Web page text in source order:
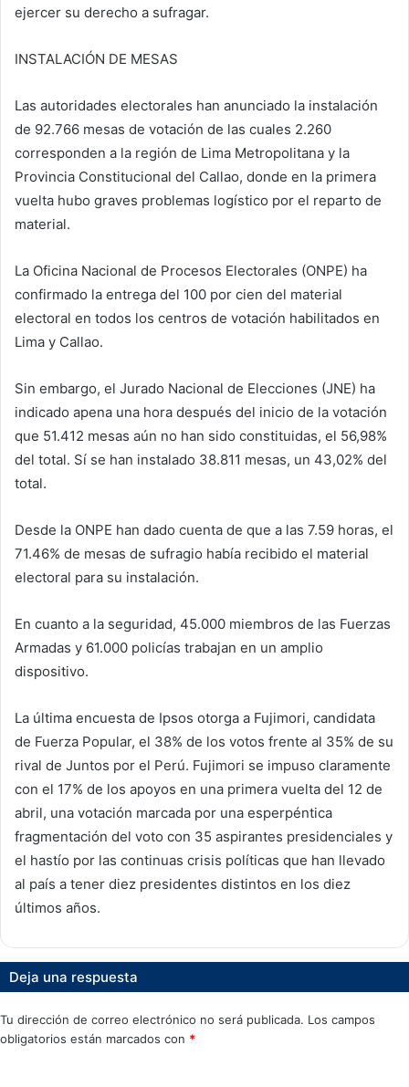
ejercer su derecho a sufragar.
INSTALACIÓN DE MESAS
Las autoridades electorales han anunciado la instalación
de 92.766 mesas de votación de las cuales 2.260
corresponden a la región de Lima Metropolitana y la
Provincia Constitucional del Callao, donde en la primera
vuelta hubo graves problemas logístico por el reparto de
material.
La Oficina Nacional de Procesos Electorales (ONPE) ha
confirmado la entrega del 100 por cien del material
electoral en todos los centros de votación habilitados en
Lima y Callao.
Sin embargo, el Jurado Nacional de Elecciones (JNE) ha
indicado apena una hora después del inicio de la votación
que 51.412 mesas aún no han sido constituidas, el 56,98%
del total. Sí se han instalado 38.811 mesas, un 43,02% del
total.
Desde la ONPE han dado cuenta de que a las 7.59 horas, el
71.46% de mesas de sufragio había recibido el material
electoral para su instalación.
En cuanto a la seguridad, 45.000 miembros de las Fuerzas
Armadas y 61.000 policías trabajan en un amplio
dispositivo.
La última encuesta de Ipsos otorga a Fujimori, candidata
de Fuerza Popular, el 38% de los votos frente al 35% de su
rival de Juntos por el Perú. Fujimori se impuso claramente
con el 17% de los apoyos en una primera vuelta del 12 de
abril, una votación marcada por una esperpéntica
fragmentación del voto con 35 aspirantes presidenciales y
el hastío por las continuas crisis políticas que han llevado
al país a tener diez presidentes distintos en los diez
últimos años.
Deja una respuesta
Tu dirección de correo electrónico no será publicada. Los campos
obligatorios están marcados con *